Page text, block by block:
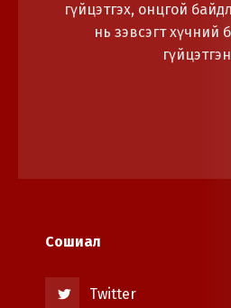
гүйцэтгэх, онцгой
нь зэвсэгт хүчний
Сошиал
Twitter